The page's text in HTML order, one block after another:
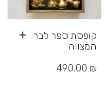
קופסת ספר לבר
המצווה
490.00 ₪